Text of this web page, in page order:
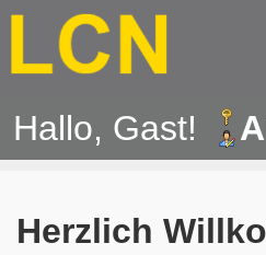
Hallo, Gast!
Herzlich